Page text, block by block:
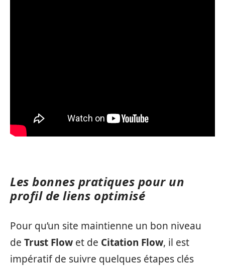
Les bonnes pratiques pour un
profil de liens optimisé
Pour qu’un site maintienne un bon niveau
de Trust Flow et de Citation Flow, il est
impératif de suivre quelques étapes clés